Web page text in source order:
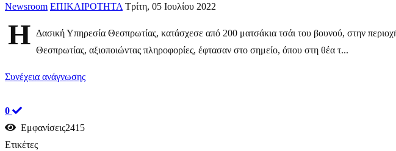
Newsroom ΕΠΙΚΑΙΡΟΤΗΤΑ Τρίτη, 05 Ιουλίου 2022
Η
Δασική Υπηρεσία Θεσπρωτίας, κατάσχεσε από 200 ματσάκια τσάι του βουνού, στην
Θεσπρωτίας, αξιοποιώντας πληροφορίες, έφτασαν στο σημείο, όπου στη θέα τ...
Συνέχεια ανάγνωσης
0
Εμφανίσεις2415
Ετικέτες